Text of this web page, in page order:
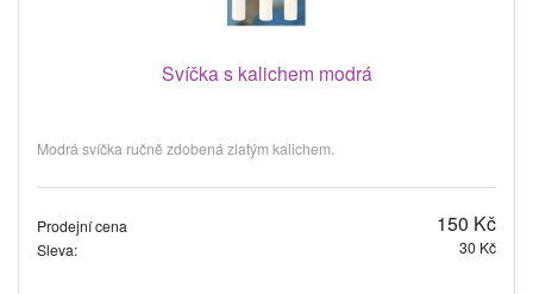
Svíčka s kalichem modrá
Modrá svíčka ručně zdobená zlatým kalichem.
Prodejní cena 150 Kč
Sleva: 30 Kč